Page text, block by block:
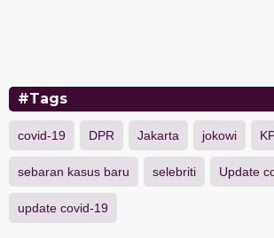
#Tags
covid-19 DPR Jakarta jokowi
sebaran kasus baru selebriti Update
update covid-19